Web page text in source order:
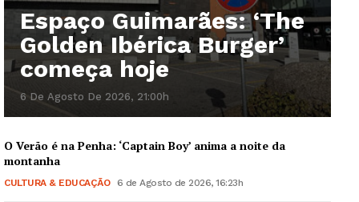
Espaço Guimarães: ‘The
Golden Ibérica Burger’
começa hoje
6 De Agosto De 2026, 21:00h
O Verão é na Penha: ‘Captain Boy’ anima a noite da
montanha
CULTURA & EDUCAÇÃO 6 de Agosto de 2026, 16:23h